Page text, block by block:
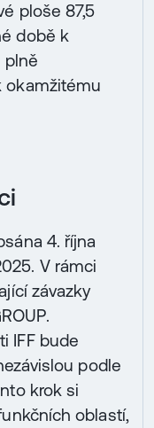
ploše 87,5
době k
plně
okamžitému
4. října
V rámci
závazky
IFF bude
podle
krok si
oblastí,